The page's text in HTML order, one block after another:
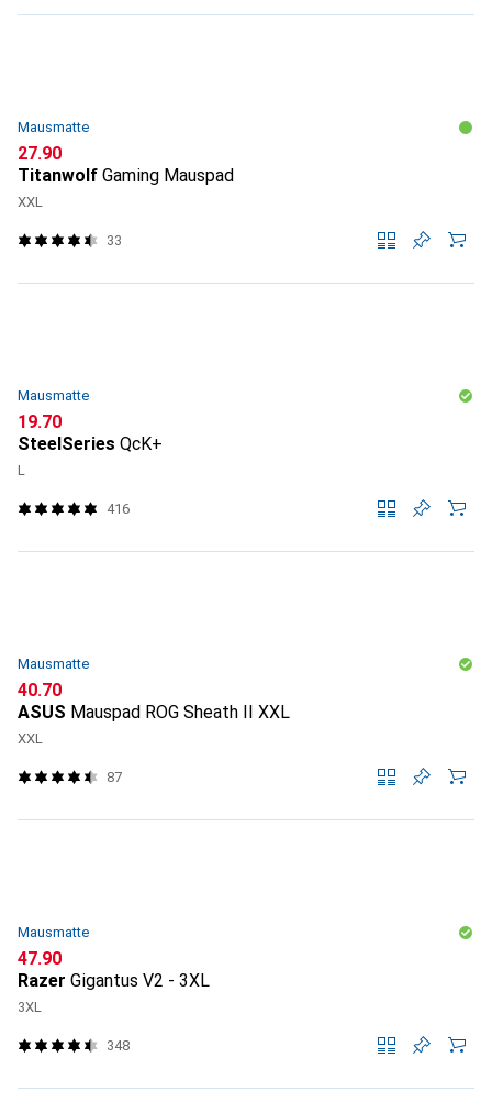
Mausmatte
CHF
27.90
Titanwolf Gaming Mauspad
XXL
33
Mausmatte
CHF
19.70
SteelSeries QcK+
L
416
Mausmatte
CHF
40.70
ASUS Mauspad ROG Sheath II XXL
XXL
87
Mausmatte
CHF
47.90
Razer Gigantus V2 - 3XL
3XL
348